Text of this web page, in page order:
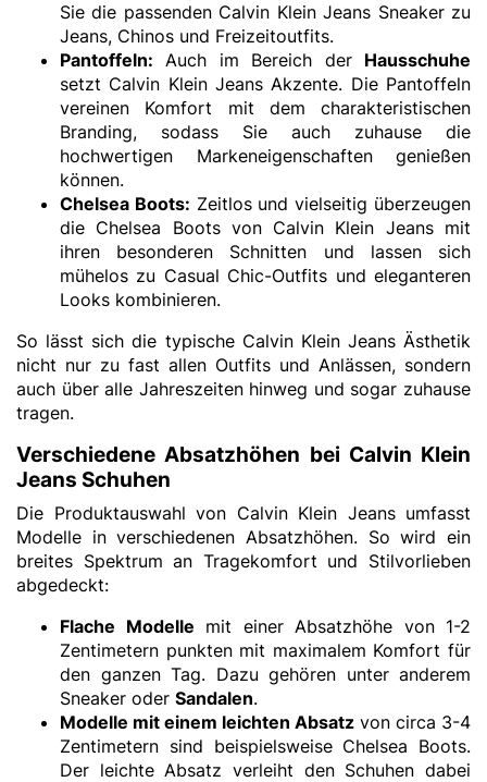
Sie die passenden Calvin Klein Jeans Sneaker zu
Jeans, Chinos und Freizeitoutfits.
Pantoffeln: Auch im Bereich der Hausschuhe
setzt Calvin Klein Jeans Akzente. Die Pantoffeln
vereinen Komfort mit dem charakteristischen
Branding, sodass Sie auch zuhause die
hochwertigen Markeneigenschaften genießen
können.
Chelsea Boots: Zeitlos und vielseitig überzeugen
die Chelsea Boots von Calvin Klein Jeans mit
ihren besonderen Schnitten und lassen sich
mühelos zu Casual Chic-Outfits und eleganteren
Looks kombinieren.
So lässt sich die typische Calvin Klein Jeans Ästhetik
nicht nur zu fast allen Outfits und Anlässen, sondern
auch über alle Jahreszeiten hinweg und sogar zuhause
tragen.
Verschiedene Absatzhöhen bei Calvin Klein
Jeans Schuhen
Die Produktauswahl von Calvin Klein Jeans umfasst
Modelle in verschiedenen Absatzhöhen. So wird ein
breites Spektrum an Tragekomfort und Stilvorlieben
abgedeckt:
Flache Modelle mit einer Absatzhöhe von 1-2
Zentimetern punkten mit maximalem Komfort für
den ganzen Tag. Dazu gehören unter anderem
Sneaker oder Sandalen.
Modelle mit einem leichten Absatz von circa 3-4
Zentimetern sind beispielsweise Chelsea Boots.
Der leichte Absatz verleiht den Schuhen dabei